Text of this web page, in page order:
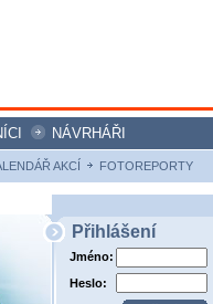
NÁVRHÁŘI
AKCÍ FOTOREPORTY
Přihlášení
Jméno:
Heslo: